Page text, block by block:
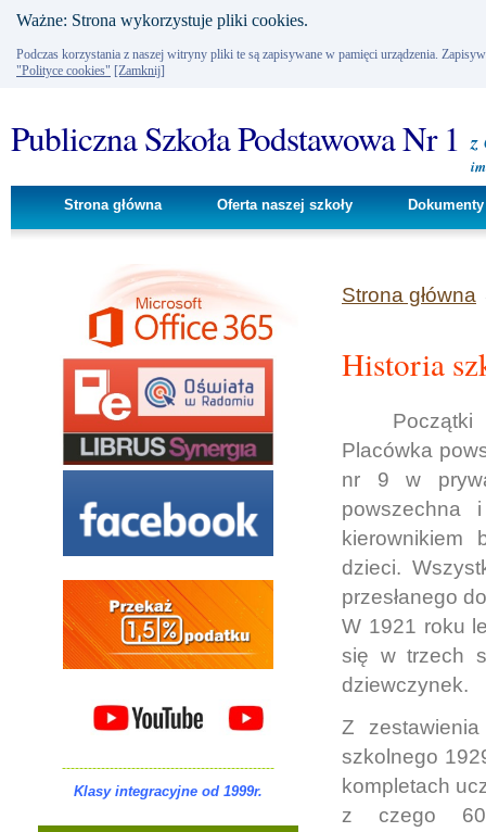
Ważne: Strona wykorzystuje pliki cookies.
Podczas korzystania z naszej witryny pliki te są zapisywane w pamięci urządzenia.
"Polityce cookies" [Zamknij]
Publiczna Szkoła Podstawowa Nr 1 z
Strona główna Oferta naszej szkoły
Strona główna
Historia
Placówka
nr 9 w
powszechna
kierownikiem
dzieci.
przesłanego
W 1921 roku
się w trzech
dziewczynek.
Z
szkolnego
kompletach
z czego
-------------------------------------------------
Klasy integracyjne od 1999r.